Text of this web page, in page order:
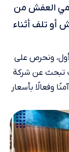
العفش من
أو تلف أثناء
ونحرص على
تبحث عن شركة
وفعالًا بأسعار